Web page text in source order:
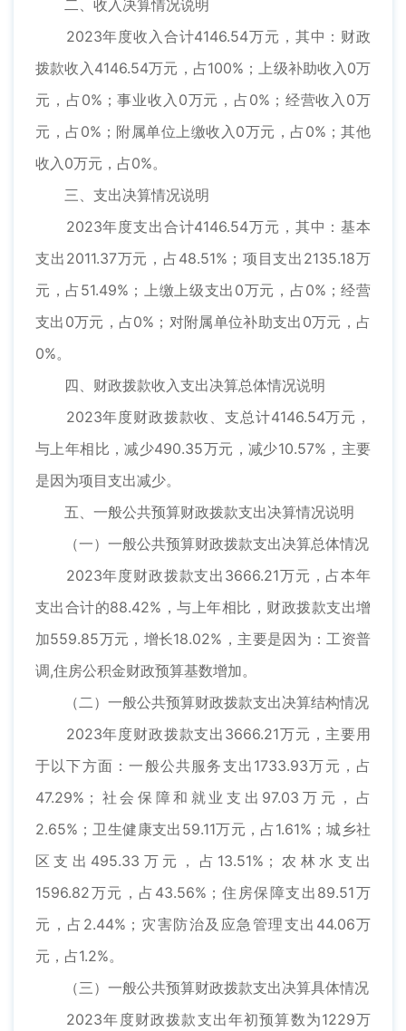
二、收入决算情况说明
2023年度收入合计4146.54万元，其中：财政
拨款收入4146.54万元，占100%；上级补助收入0万
元，占0%；事业收入0万元，占0%；经营收入0万
元，占0%；附属单位上缴收入0万元，占0%；其他
收入0万元，占0%。
三、支出决算情况说明
2023年度支出合计4146.54万元，其中：基本
支出2011.37万元，占48.51%；项目支出2135.18万
元，占51.49%；上缴上级支出0万元，占0%；经营
支出0万元，占0%；对附属单位补助支出0万元，占
0%。
四、财政拨款收入支出决算总体情况说明
2023年度财政拨款收、支总计4146.54万元，
与上年相比，减少490.35万元，减少10.57%，主要
是因为项目支出减少。
五、一般公共预算财政拨款支出决算情况说明
（一）一般公共预算财政拨款支出决算总体情况
2023年度财政拨款支出3666.21万元，占本年
支出合计的88.42%，与上年相比，财政拨款支出增
加559.85万元，增长18.02%，主要是因为：工资普
调,住房公积金财政预算基数增加。
（二）一般公共预算财政拨款支出决算结构情况
2023年度财政拨款支出3666.21万元，主要用
于以下方面：一般公共服务支出1733.93万元，占
47.29%；社会保障和就业支出97.03万元，占
2.65%；卫生健康支出59.11万元，占1.61%；城乡社
区支出495.33万元，占13.51%；农林水支出
1596.82万元，占43.56%；住房保障支出89.51万
元，占2.44%；灾害防治及应急管理支出44.06万
元，占1.2%。
（三）一般公共预算财政拨款支出决算具体情况
2023年度财政拨款支出年初预算数为1229万